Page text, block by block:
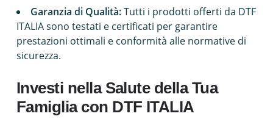
Garanzia di Qualità:Tutti i prodotti offerti da DTF
ITALIA sono testati e certificati per garantire
prestazioni ottimali e conformità alle normative di
sicurezza.
Investi nella Salute della Tua
Famiglia con DTF ITALIA